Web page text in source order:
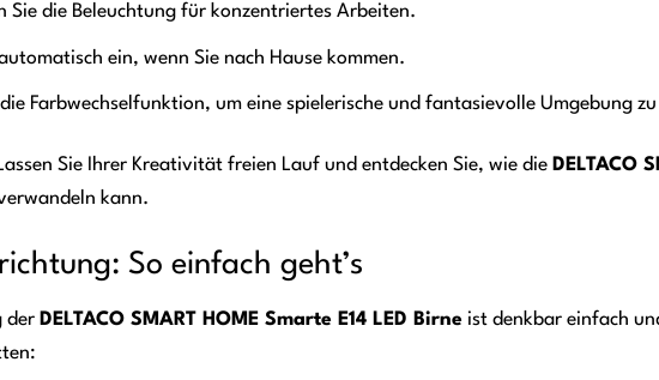
Sie die Beleuchtung für konzentriertes Arbeiten.
ein, wenn Sie nach Hause kommen.
Farbwechselfunktion, um eine spielerische und fantasievolle Umgebung
Sie Ihrer Kreativität freien Lauf und entdecken Sie, wie die DELTACO
kann.
So einfach geht’s
der DELTACO SMART HOME Smarte E14 LED Birne ist denkbar einfach